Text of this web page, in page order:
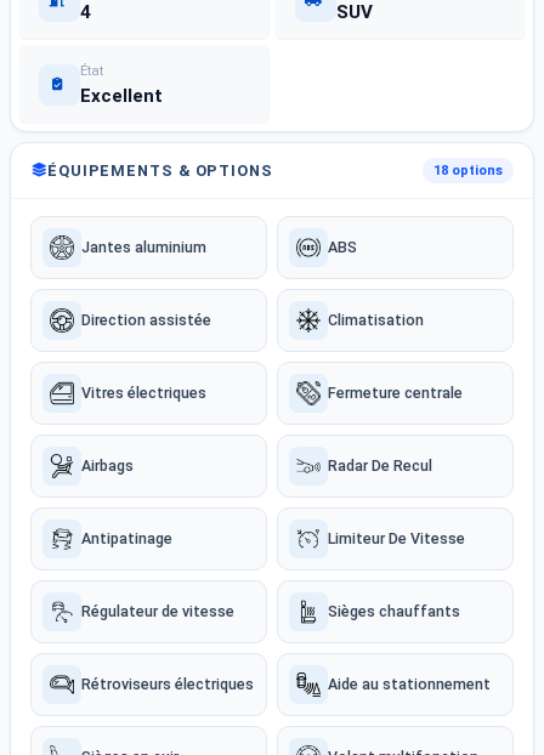
4 SUV
État
Excellent
ÉQUIPEMENTS & OPTIONS 18 options
Jantes aluminium ABS
Direction assistée Climatisation
Vitres électriques Fermeture centrale
Airbags Radar De Recul
Antipatinage Limiteur De Vitesse
Régulateur de vitesse Sièges chauffants
Rétroviseurs électriques Aide au stationnement